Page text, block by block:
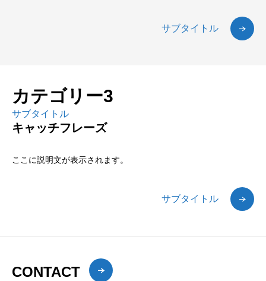
サブタイトル
カテゴリー3
サブタイトル
キャッチフレーズ
ここに説明文が表示されます。
サブタイトル
CONTACT